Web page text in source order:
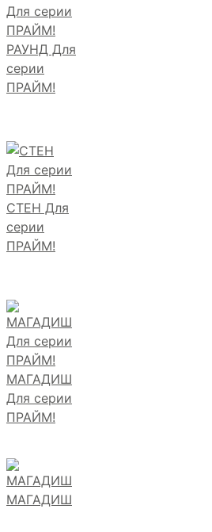
РАУНД Для
серии
ПРАЙМ!
СТЕН Для
серии
ПРАЙМ!
МАГАДИШ
Для серии
ПРАЙМ!
МАГАДИШ